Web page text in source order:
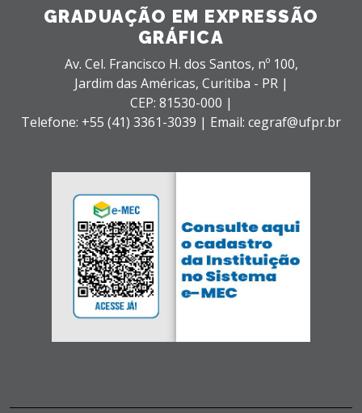
GRADUAÇÃO EM EXPRESSÃO
GRÁFICA
Av. Cel. Francisco H. dos Santos, nº 100,
Jardim das Américas, Curitiba - PR |
CEP: 81530-000 |
Telefone: +55 (41) 3361-3039 | Email: cegraf@ufpr.br